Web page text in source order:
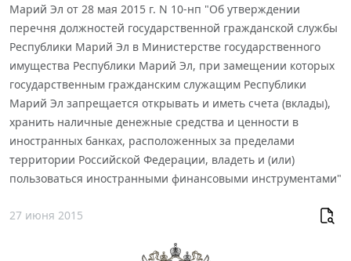
Марий Эл от 28 мая 2015 г. N 10-нп "Об утверждении
перечня должностей государственной гражданской службы
Республики Марий Эл в Министерстве государственного
имущества Республики Марий Эл, при замещении которых
государственным гражданским служащим Республики
Марий Эл запрещается открывать и иметь счета (вклады),
хранить наличные денежные средства и ценности в
иностранных банках, расположенных за пределами
территории Российской Федерации, владеть и (или)
пользоваться иностранными финансовыми инструментами"
27 июня 2015